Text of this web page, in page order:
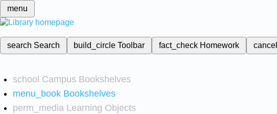
menu
search Search build_circleToolbar fact_check Homework cancel
school Campus Bookshelves
menu_book Bookshelves
perm_media Learning Objects